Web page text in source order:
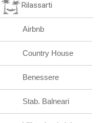
Rilassarti
Airbnb
Country House
Benessere
Stab. Balneari